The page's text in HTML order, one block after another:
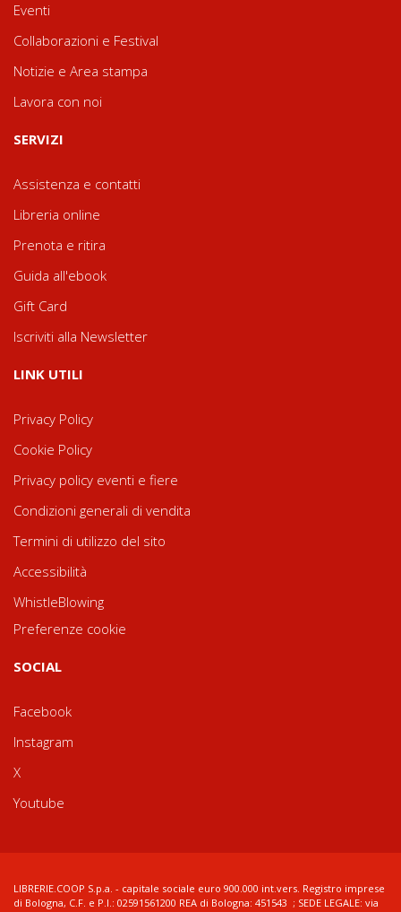
Eventi
Collaborazioni e Festival
Notizie e Area stampa
Lavora con noi
SERVIZI
Assistenza e contatti
Libreria online
Prenota e ritira
Guida all'ebook
Gift Card
Iscriviti alla Newsletter
LINK UTILI
Privacy Policy
Cookie Policy
Privacy policy eventi e fiere
Condizioni generali di vendita
Termini di utilizzo del sito
Accessibilità
WhistleBlowing
Preferenze cookie
SOCIAL
Facebook
Instagram
X
Youtube
LIBRERIE.COOP S.p.a. - capitale sociale euro 900.000 int.vers. Registro imprese
di Bologna, C.F. e P.I.: 02591561200 REA di Bologna: 451543 ; SEDE LEGALE: via